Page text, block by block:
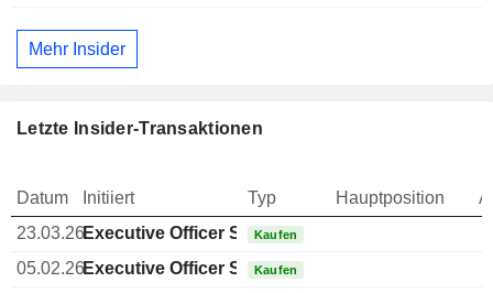
Mehr Insider
Letzte Insider-Transaktionen
Datum Initiiert Typ Hauptposition
23.03.26Executive Officer SwissKaufen
05.02.26Executive Officer SwissKaufen